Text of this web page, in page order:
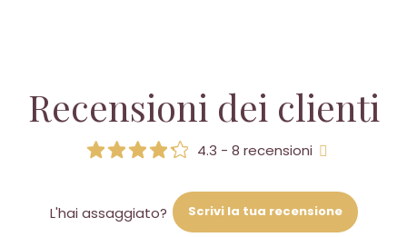
Recensioni dei clienti
4.3 - 8 recensioni
L'hai assaggiato? Scrivi la tua recensione